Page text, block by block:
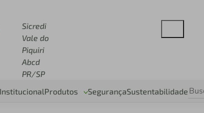
Sicredi
Vale do
Piquiri
Abcd
PR/SP
InstitucionalProdutos SegurançaSustentabilidade